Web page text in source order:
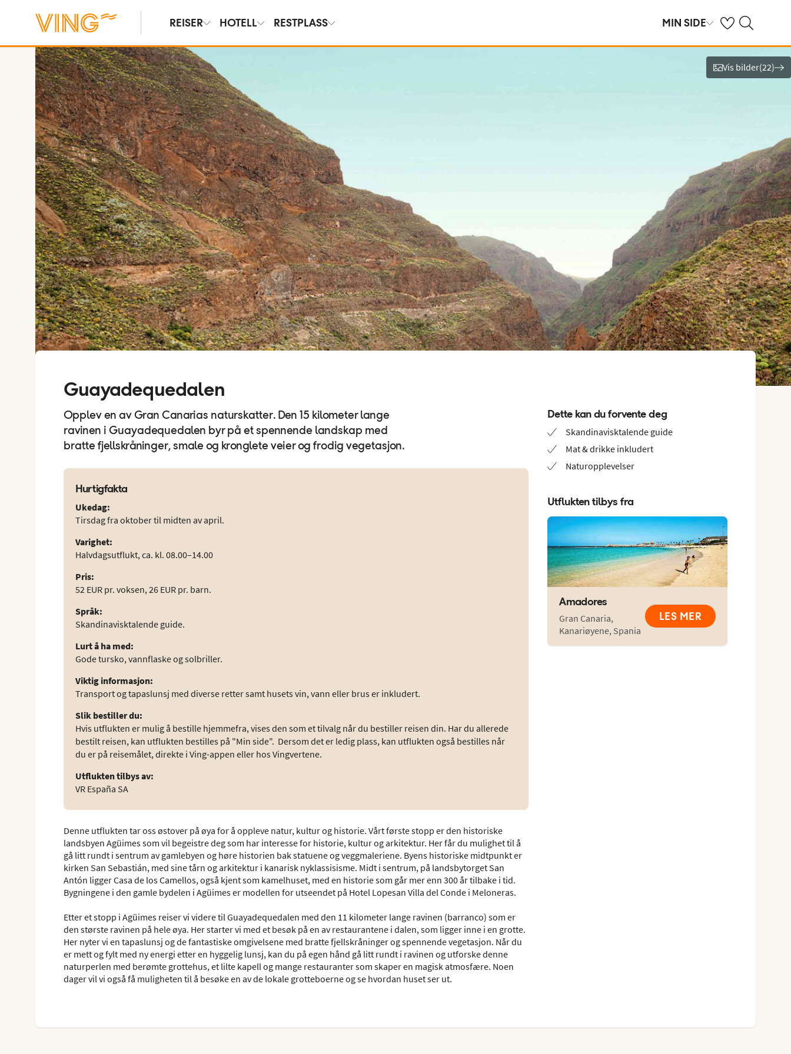
REISER HOTELL RESTPLASS MIN SIDE Se dine sparte
Søk på ving.no
Vis bilder
Vis bilder(22)
Guayadequedalen
Opplev en av Gran Canarias naturskatter. Den 15 kilometer lange
ravinen i Guayadequedalen byr på et spennende landskap med
bratte fjellskråninger, smale og kronglete veier og frodig vegetasjon.
Hurtigfakta
Ukedag:
Tirsdag fra oktober til midten av april.
Varighet:
Halvdagsutflukt, ca. kl. 08.00–14.00
Pris:
52 EUR pr. voksen, 26 EUR pr. barn.
Språk:
Skandinavisktalende guide.
Lurt å ha med:
Gode tursko, vannflaske og solbriller.
Viktig informasjon:
Transport og tapaslunsj med diverse retter samt husets vin, vann eller brus er inkludert.
Slik bestiller du:
Hvis utflukten er mulig å bestille hjemmefra, vises den som et tilvalg når du bestiller reisen din. Har du allerede
bestilt reisen, kan utflukten bestilles på "Min side". Dersom det er ledig plass, kan utflukten også bestilles når
du er på reisemålet, direkte i Ving-appen eller hos Vingvertene.
Utflukten tilbys av:
VR España SA
Denne utflukten tar oss østover på øya for å oppleve natur, kultur og historie. Vårt første stopp er den historiske
landsbyen Agüimes som vil begeistre deg som har interesse for historie, kultur og arkitektur. Her får du mulighet til å
gå litt rundt i sentrum av gamlebyen og høre historien bak statuene og veggmaleriene. Byens historiske midtpunkt er
kirken San Sebastián, med sine tårn og arkitektur i kanarisk nyklassisisme. Midt i sentrum, på landsbytorget San
Antón ligger Casa de los Camellos, også kjent som kamelhuset, med en historie som går mer enn 300 år tilbake i tid.
Bygningene i den gamle bydelen i Agüimes er modellen for utseendet på Hotel Lopesan Villa del Conde i Meloneras.
Etter et stopp i Agüimes reiser vi videre til Guayadequedalen med den 11 kilometer lange ravinen (barranco) som er
den største ravinen på hele øya. Her starter vi med et besøk på en av restaurantene i dalen, som ligger inne i en grotte.
Her nyter vi en tapaslunsj og de fantastiske omgivelsene med bratte fjellskråninger og spennende vegetasjon. Når du
er mett og fylt med ny energi etter en hyggelig lunsj, kan du på egen hånd gå litt rundt i ravinen og utforske denne
naturperlen med berømte grottehus, et lilte kapell og mange restauranter som skaper en magisk atmosfære. Noen
dager vil vi også få muligheten til å besøke en av de lokale grotteboerne og se hvordan huset ser ut.
Dette kan du forvente deg
Skandinavisktalende guide
Mat & drikke inkludert
Naturopplevelser
Utflukten tilbys fra
Amadores
Gran Canaria,
Kanariøyene, Spania
LES MER